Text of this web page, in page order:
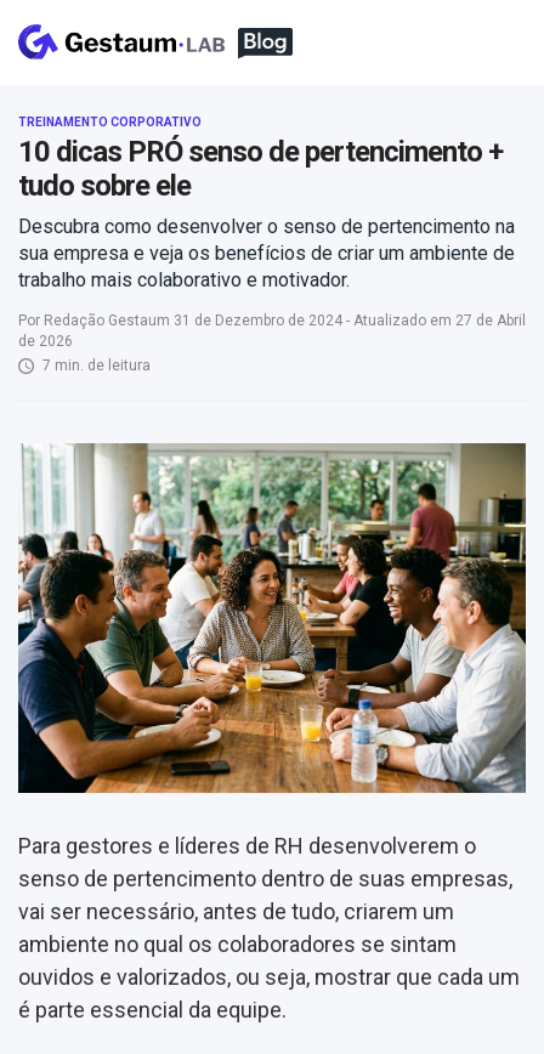
TREINAMENTO CORPORATIVO
10 dicas PRÓ senso de pertencimento +
tudo sobre ele
Descubra como desenvolver o senso de pertencimento na
sua empresa e veja os benefícios de criar um ambiente de
trabalho mais colaborativo e motivador.
Por Redação Gestaum 31 de Dezembro de 2024 - Atualizado em 27 de Abril
de 2026
7 min. de leitura
Para gestores e líderes de RH desenvolverem o
senso de pertencimento dentro de suas empresas,
vai ser necessário, antes de tudo, criarem um
ambiente no qual os colaboradores se sintam
ouvidos e valorizados, ou seja, mostrar que cada um
é parte essencial da equipe.